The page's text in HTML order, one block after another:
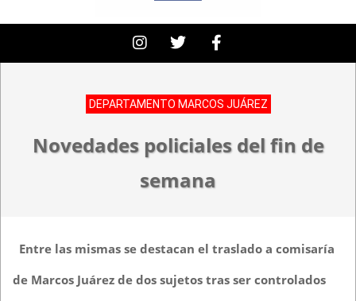
DEPARTAMENTO MARCOS JUÁREZ
Novedades policiales del fin de
semana
Entre las mismas se destacan el traslado a comisaría
de Marcos Juárez de dos sujetos tras ser controlados